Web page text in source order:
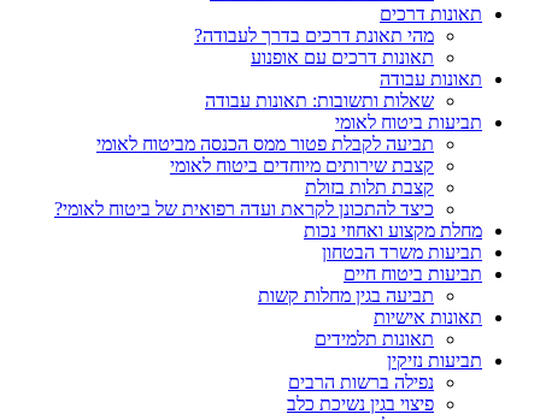
תאונות דרכים
מהי תאונת דרכים בדרך לעבודה?
תאונות דרכים עם אופנוע
תאונות עבודה
שאלות ותשובות: תאונות עבודה
תביעות ביטוח לאומי
תביעה לקבלת פטור ממס הכנסה מביטוח לאומי
קצבת שירותים מיוחדים ביטוח לאומי
קצבת תלות בזולת
כיצד להתכונן לקראת ועדה רפואית של ביטוח לאומי?
מחלת מקצוע ואחוזי נכות
תביעות משרד הבטחון
תביעות ביטוח חיים
תביעה בגין מחלות קשות
תאונות אישיות
תאונות תלמידים
תביעות נזיקין
נפילה ברשות הרבים
פיצוי בגין נשיכת כלב